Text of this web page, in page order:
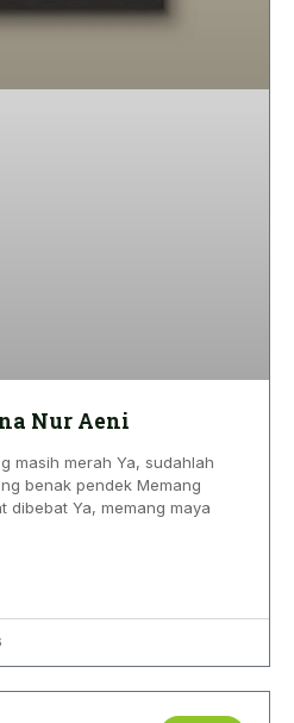
Nur Aeni
masih merah Ya, sudahlah
benak pendek Memang
dibebat Ya, memang maya